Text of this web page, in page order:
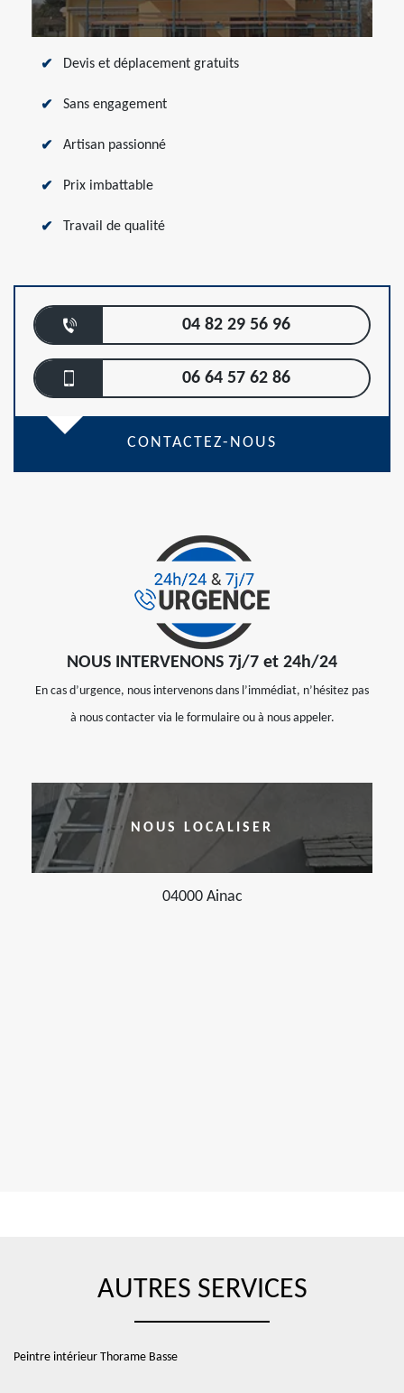
Devis et déplacement gratuits
Sans engagement
Artisan passionné
Prix imbattable
Travail de qualité
04 82 29 56 96
06 64 57 62 86
CONTACTEZ-NOUS
NOUS INTERVENONS 7j/7 et 24h/24
En cas d’urgence, nous intervenons dans l’immédiat, n’hésitez pas
à nous contacter via le formulaire ou à nous appeler.
NOUS LOCALISER
04000 Ainac
AUTRES SERVICES
Peintre intérieur Thorame Basse